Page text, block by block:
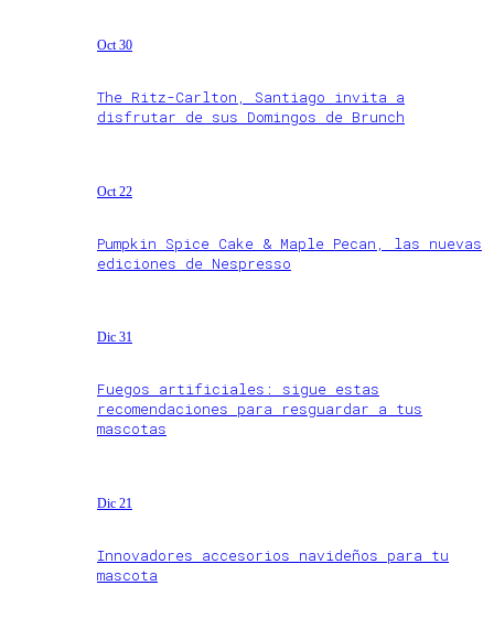
Oct 30
The Ritz-Carlton, Santiago invita a
disfrutar de sus Domingos de Brunch
Oct 22
Pumpkin Spice Cake & Maple Pecan, las nuevas
ediciones de Nespresso
Dic 31
Fuegos artificiales: sigue estas
recomendaciones para resguardar a tus
mascotas
Dic 21
Innovadores accesorios navideños para tu
mascota